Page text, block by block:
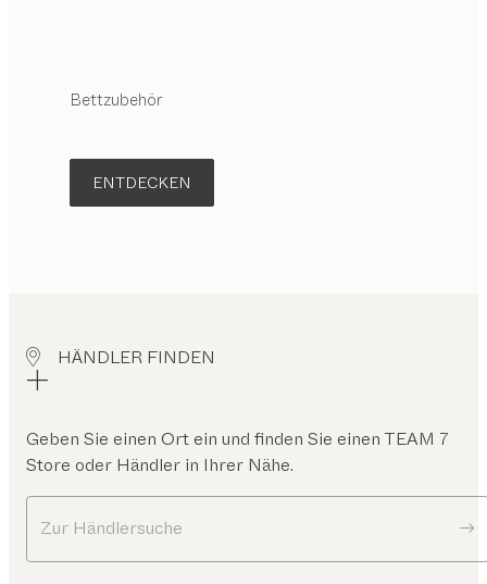
Bettzubehör
ENTDECKEN
HÄNDLER FINDEN
Geben Sie einen Ort ein und finden Sie einen TEAM 7
Store oder Händler in Ihrer Nähe.
Zur Händlersuche